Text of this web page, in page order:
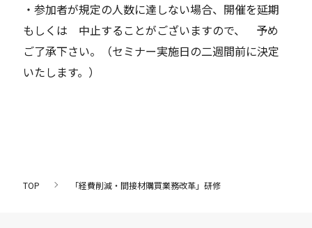
・参加者が規定の人数に達しない場合、開催を延期
もしくは 中止することがございますので、 予め
ご了承下さい。（セミナー実施日の二週間前に決定
いたします。）
TOP 「経費削減・間接材購買業務改革」研修